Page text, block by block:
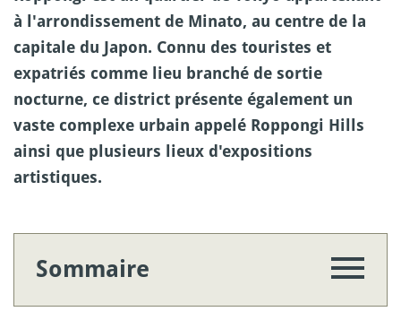
à l'arrondissement de Minato, au centre de la
capitale du Japon. Connu des touristes et
expatriés comme lieu branché de sortie
nocturne, ce district présente également un
vaste complexe urbain appelé Roppongi Hills
ainsi que plusieurs lieux d'expositions
artistiques.
Sommaire